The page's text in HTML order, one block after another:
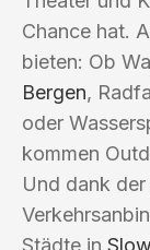
Chance hat.
bieten: Ob
Bergen,
oder
kommen
Und dank
Städte in